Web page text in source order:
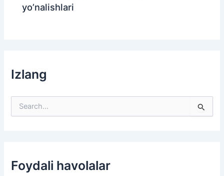
yo’nalishlari
Izlang
f
oFoydali havolalar